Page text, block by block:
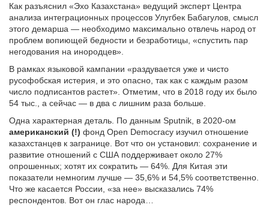
Как разъяснил «Эхо Казахстана» ведущий эксперт Центра
анализа интеграционных процессов Улугбек Бабагулов, смысл
этого демарша — необходимо максимально отвлечь народ от
проблем вопиющей бедности и безработицы, «спустить пар
негодования на инородцев».
В рамках языковой кампании «раздувается уже и чисто
русофобская истерия, и это опасно, так как с каждым разом
число подписантов растет». Отметим, что в 2018 году их было
54 тыс., а сейчас — в два с лишним раза больше.
Одна характерная деталь. По данным Sputnik, в 2020-ом
американский (!) фонд Open Democracy изучил отношение
казахстанцев к загранице. Вот что он установил: сохранение и
развитие отношений с США поддерживает около 27%
опрошенных; хотят их сократить — 64%. Для Китая эти
показатели немногим лучше — 35,6% и 54,5% соответственно.
Что же касается России, «за нее» высказались 74%
респондентов. Вот он глас народа…